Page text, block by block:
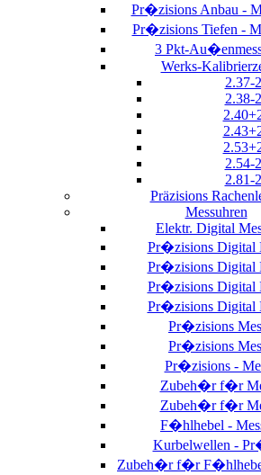
Pr�zisions Anbau -
Pr�zisions Tiefen -
3 Pkt-
Werks-
2.37-
2.38-
2.54-
2.81-
Präzisions
Messuhren
Elektr. Digital
Pr�zisions Digital
Pr�zisions Digital
Pr�zisions Digital
Pr�zisions Digital
Pr�zisions
Pr�zisions
Pr�zisions -
Zubeh�r f�r
Zubeh�r f�r
F�hlhebel -
Kurbelwellen -
Zubeh�r f�r